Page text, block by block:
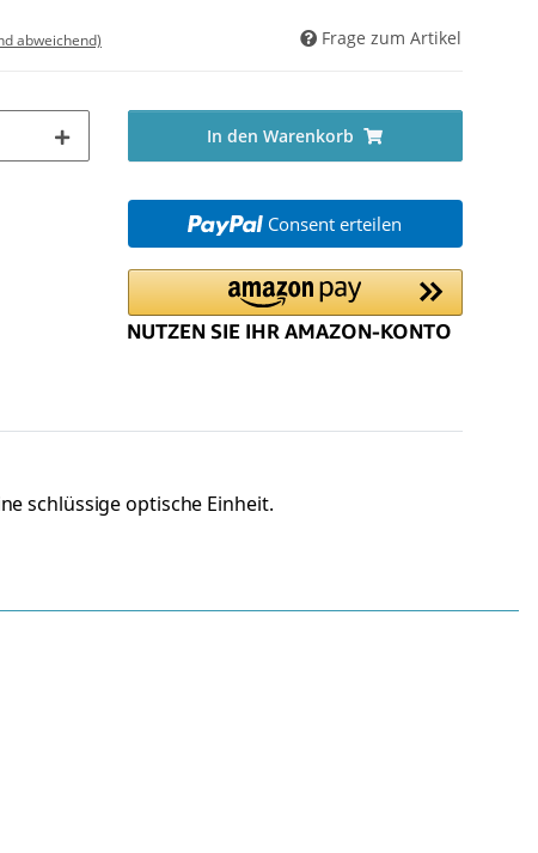
abweichend) Frage zum Artikel
In den Warenkorb
Consent erteilen
schlüssige optische Einheit.